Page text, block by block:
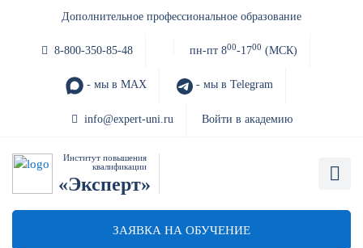
Дополнительное профессиональное образование
8-800-350-85-48 пн-пт 800-1700 (МСК)
- мы в MAX - мы в Telegram
info@expert-uni.ru Войти в академию
Институт повышения
квалификации
«Эксперт»
ЗАЯВКА НА ОБУЧЕНИЕ